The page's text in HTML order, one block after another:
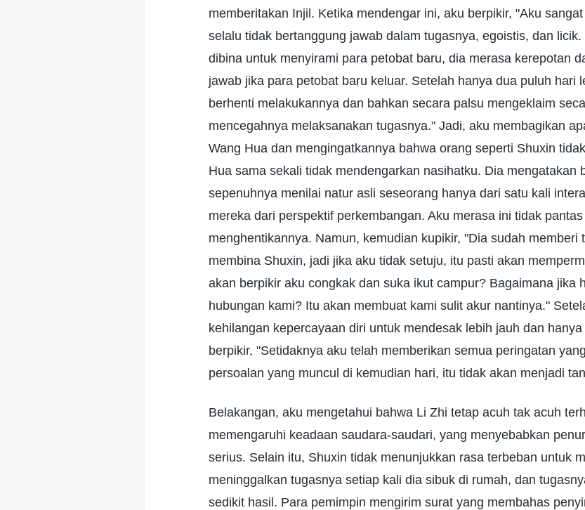
memberitakan Injil. Ketika mendengar ini, aku berpikir, "Aku
selalu tidak bertanggung jawab dalam tugasnya, egoistis, dan
dibina untuk menyirami para petobat baru, dia merasa kerepotan
jawab jika para petobat baru keluar. Setelah hanya dua puluh hari
berhenti melakukannya dan bahkan secara palsu mengeklaim
mencegahnya melaksanakan tugasnya." Jadi, aku membagikan
Wang Hua dan mengingatkannya bahwa orang seperti Shuxin
Hua sama sekali tidak mendengarkan nasihatku. Dia mengatakan
sepenuhnya menilai natur asli seseorang hanya dari satu kali
mereka dari perspektif perkembangan. Aku merasa ini tidak
menghentikannya. Namun, kemudian kupikir, "Dia sudah memberi
membina Shuxin, jadi jika aku tidak setuju, itu pasti akan
akan berpikir aku congkak dan suka ikut campur? Bagaimana jika
hubungan kami? Itu akan membuat kami sulit akur nantinya."
kehilangan kepercayaan diri untuk mendesak lebih jauh dan
berpikir, "Setidaknya aku telah memberikan semua peringatan
persoalan yang muncul di kemudian hari, itu tidak akan menjadi
Belakangan, aku mengetahui bahwa Li Zhi tetap acuh tak acuh
memengaruhi keadaan saudara-saudari, yang menyebabkan
serius. Selain itu, Shuxin tidak menunjukkan rasa terbeban untuk
meninggalkan tugasnya setiap kali dia sibuk di rumah, dan
sedikit hasil. Para pemimpin mengirim surat yang membahas